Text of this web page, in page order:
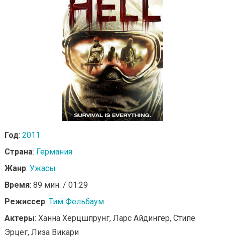
Год: 2011
Страна: Германия
Жанр: Ужасы
Время: 89 мин. / 01:29
Режиссер: Тим Фельбаум
Актеры: Ханна Херцшпрунг, Ларс Айдингер, Стипе
Эрцег, Лиза Викари